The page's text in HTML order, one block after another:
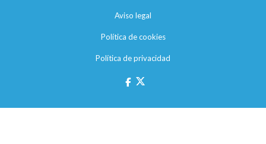
Aviso legal
Política de cookies
Política de privacidad